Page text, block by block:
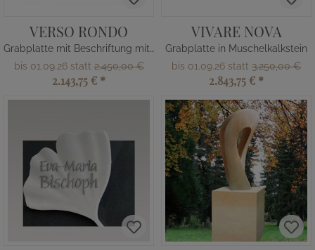
VERSO RONDO
Grabplatte mit Beschriftung mit Kreuz
bis 01.09.26 statt2.450,00 €
2.143,75 € *
VIVARE NOVA
Grabplatte in Muschelkalkstein
bis 01.09.26 statt 3.250,00 €
2.843,75 € *